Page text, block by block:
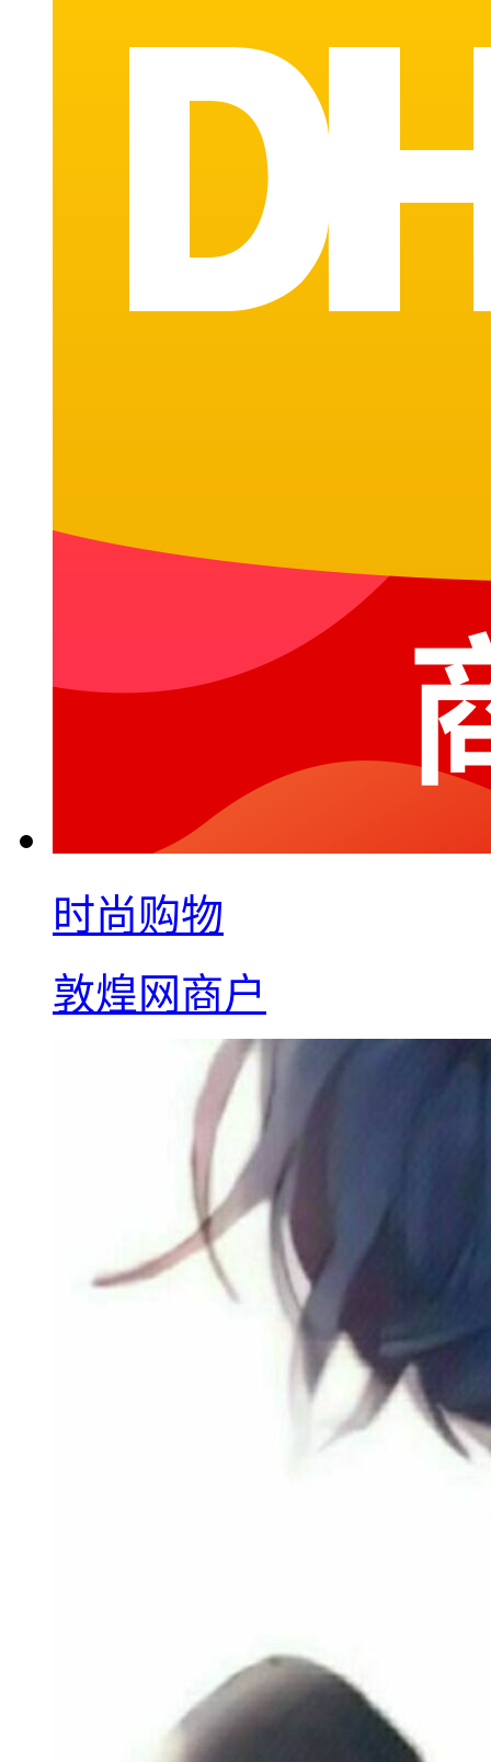
时尚购物
敦煌网商户